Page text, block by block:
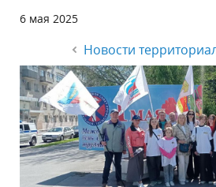
6 мая 2025
Новости